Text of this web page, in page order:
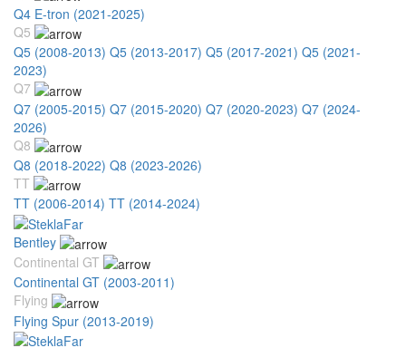
Q4 E-tron (2021-2025)
Q5
Q5 (2008-2013) Q5 (2013-2017) Q5 (2017-2021) Q5 (2021-
2023)
Q7
Q7 (2005-2015) Q7 (2015-2020) Q7 (2020-2023) Q7 (2024-
2026)
Q8
Q8 (2018-2022) Q8 (2023-2026)
TT
TT (2006-2014) TT (2014-2024)
Bentley
Continental GT
Continental GT (2003-2011)
Flying
Flying Spur (2013-2019)